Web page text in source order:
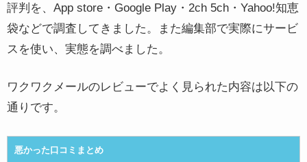
評判を、App store・Google Play・2ch 5ch・Yahoo!知恵
袋などで調査してきました。また編集部で実際にサービ
スを使い、実態を調べました。
ワクワクメールのレビューでよく見られた内容は以下の
通りです。
悪かった口コミまとめ